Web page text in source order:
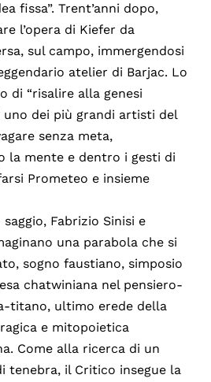
fissa”. Trent’anni dopo,
l’opera di Kiefer da
sul campo, immergendosi
atelier di Barjac. Lo
di “risalire alla genesi
uno dei più grandi artisti del
senza meta,
la mente e dentro i gesti di
Prometeo e insieme
Fabrizio Sinisi e
una parabola che si
sogno faustiano, simposio
chatwiniana nel pensiero-
titano, ultimo erede della
e mitopoietica
Come alla ricerca di un
tenebra, il Critico insegue la